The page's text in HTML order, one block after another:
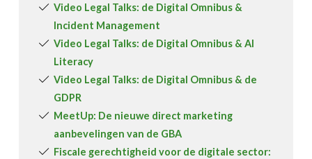
Video Legal Talks: de Digital Omnibus &
Incident Management
Video Legal Talks: de Digital Omnibus & AI
Literacy
Video Legal Talks: de Digital Omnibus & de
GDPR
MeetUp: De nieuwe direct marketing
aanbevelingen van de GBA
Fiscale gerechtigheid voor de digitale sector: